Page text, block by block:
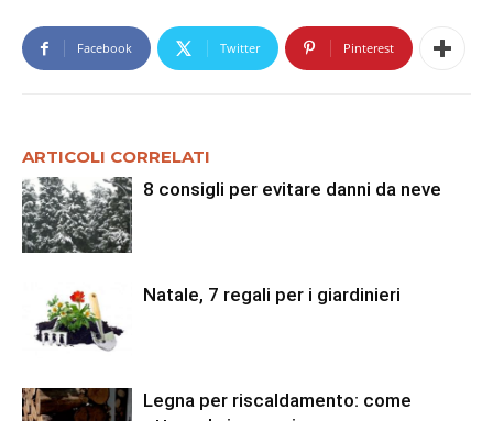
Facebook Twitter Pinterest
ARTICOLI CORRELATI
8 consigli per evitare danni da neve
Natale, 7 regali per i giardinieri
Legna per riscaldamento: come